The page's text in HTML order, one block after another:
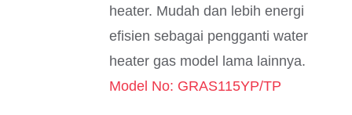
heater. Mudah dan lebih energi
efisien sebagai pengganti water
heater gas model lama lainnya.
Model No: GRAS115YP/TP